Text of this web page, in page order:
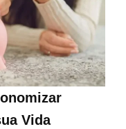
Vida